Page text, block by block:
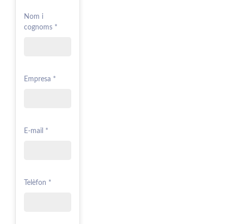
Nom i
cognoms *
Empresa *
E-mail *
Telèfon *